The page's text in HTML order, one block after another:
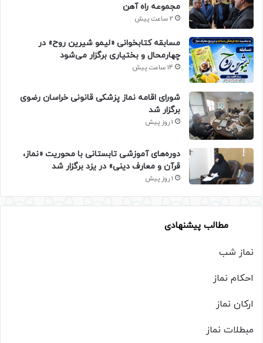
مجموعه راه آهن
2 ساعت پیش
مسابقه کتابخوانی «لیمو شیرین روح» در
چهارمحال و بختیاری برگزار می‌شود
14 ساعت پیش
شورای اقامه نماز پزشکی قانونی خراسان رضوی
برگزار شد
1 روز پیش
دوره‌های آموزشی تابستانی با محوریت «نماز،
قرآن و معارف دینی» در یزد برگزار شد
1 روز پیش
مطالب پیشنهادی
نماز شب
احکام نماز
ارکان نماز
مبطلات نماز